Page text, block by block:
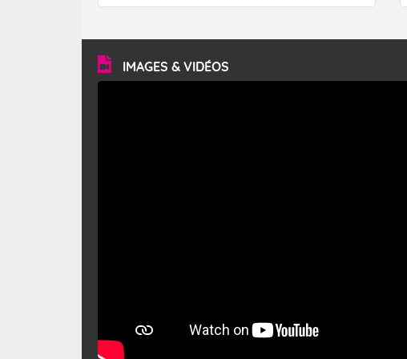
forêt. Mais qu'est-ce que le mistral ? Quelles sont ses
vitesse moyenne de 50 km/h et atteindre 80 à 100 km/h
en rafales, parfois davantage. Il parcourt la basse vallée
du Rhône et la Provence et envahit le littoral
méditerranéen à partir de la Camargue.
IMAGES & VIDÉOS